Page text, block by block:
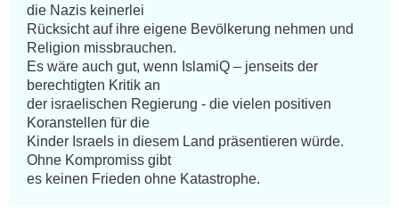
die Nazis keinerlei
Rücksicht auf ihre eigene Bevölkerung nehmen und
Religion missbrauchen.
Es wäre auch gut, wenn IslamiQ – jenseits der
berechtigten Kritik an
der israelischen Regierung - die vielen positiven
Koranstellen für die
Kinder Israels in diesem Land präsentieren würde.
Ohne Kompromiss gibt
es keinen Frieden ohne Katastrophe.